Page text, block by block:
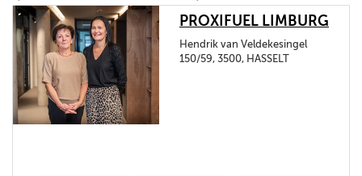
PROXIFUEL LIMBURG
Hendrik van Veldekesingel
150/59, 3500, HASSELT